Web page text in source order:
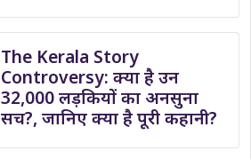
The Kerala Story
Controversy: क्या है उन
32,000 लड़कियों का अनसुना
सच?, जानिए क्या है पूरी कहानी?